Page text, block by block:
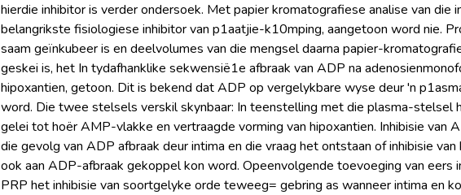
hierdie inhibitor is verder ondersoek. Met papier kromatografiese analise van die
belangrikste fisiologiese inhibitor van p1aatjie-k10mping, aangetoon word nie.
saam geïnkubeer is en deelvolumes van die mengsel daarna papier-
geskei is, het In tydafhanklike sekwensië1e afbraak van ADP na
hipoxantien, getoon. Dit is bekend dat ADP op vergelykbare wyse deur 'n
word. Die twee stelsels verskil skynbaar: In teenstelling met die plasma-stelsel
gelei tot hoër AMP-vlakke en vertraagde vorming van hipoxantien. Inhibisie van
die gevolg van ADP afbraak deur intima en die vraag het ontstaan of inhibisie
ook aan ADP-afbraak gekoppel kon word. Opeenvolgende toevoeging van eers
PRP het inhibisie van soortgelyke orde teweeg= gebring as wanneer intima en